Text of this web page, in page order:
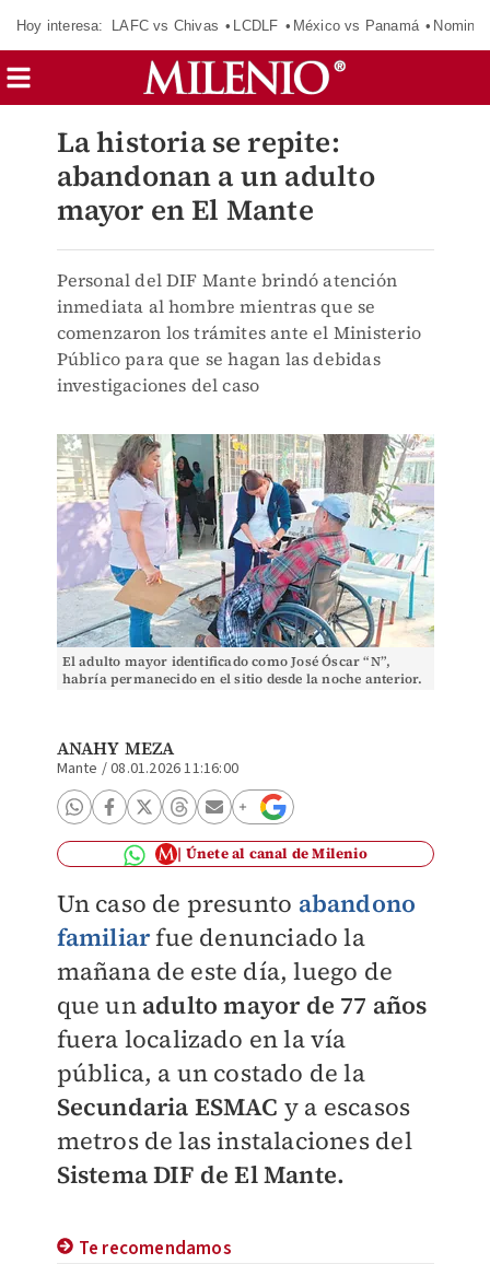
Hoy interesa: LAFC vs Chivas LCDLF México vs Panamá
La historia se repite:
abandonan a un adulto
mayor en El Mante
Personal del DIF Mante brindó atención
inmediata al hombre mientras que se
comenzaron los trámites ante el Ministerio
Público para que se hagan las debidas
investigaciones del caso
El adulto mayor identificado como José Óscar “N”,
habría permanecido en el sitio desde la noche anterior.
ANAHY MEZA
Mante /08.01.2026 11:16:00
Únete al canal de Milenio
Un caso de presunto abandono
familiarfue denunciado la
mañana de este día, luego de
que un adulto mayor de 77 años
fuera localizado en la vía
pública, a un costado de la
Secundaria ESMAC y a escasos
metros de las instalaciones del
Sistema DIF de El Mante.
Te recomendamos